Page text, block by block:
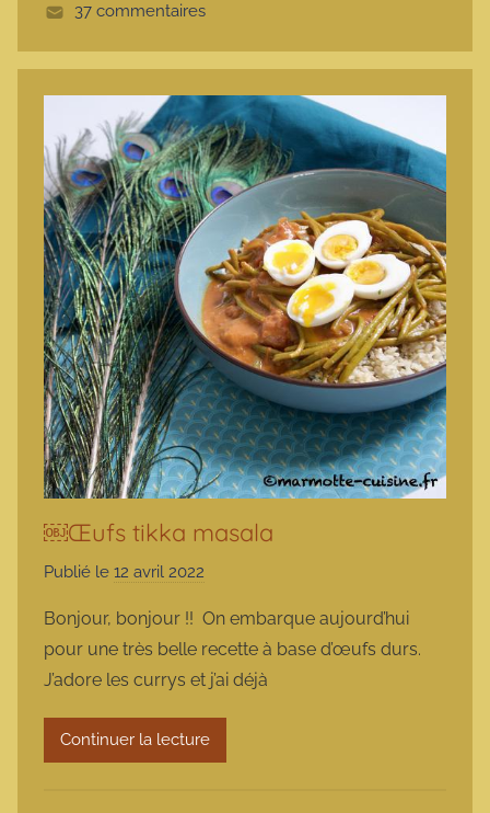
e
37 commentaires
￼Œufs tikka masala
Publié le 12 avril 2022
r
m
a
r
m
Bonjour, bonjour !! On embarque aujourd’hui
pour une très belle recette à base d’œufs durs.
J’adore les currys et j’ai déjà
Continuer la lecture